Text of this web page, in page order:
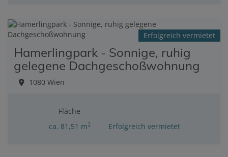
Erfolgreich vermietet
Hamerlingpark - Sonnige, ruhig
gelegene Dachgeschoßwohnung
1080 Wien
Fläche
ca. 81,51 m2 Erfolgreich vermietet